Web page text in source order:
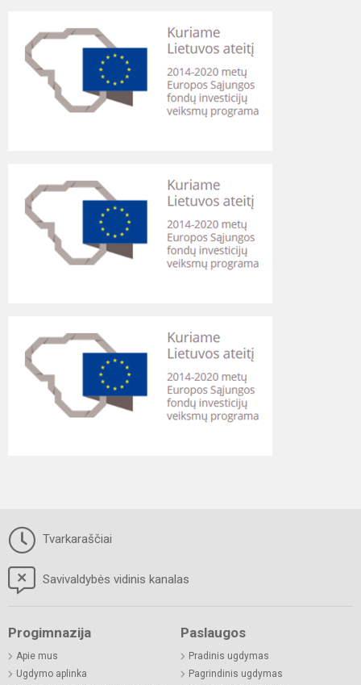
Tvarkaraščiai
Savivaldybės vidinis kanalas
Progimnazija
Apie mus
Ugdymo aplinka
Paslaugos
Pradinis ugdymas
Pagrindinis ugdymas